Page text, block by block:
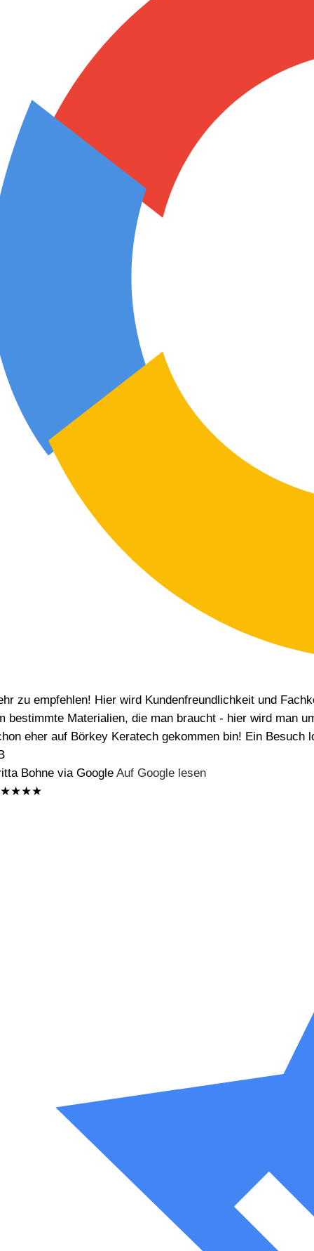
zu empfehlen! Hier wird Kundenfreundlichkeit und
bestimmte Materialien, die man braucht - hier wird man
eher auf Börkey Keratech gekommen bin! Ein
Bohne via Google Auf Google lesen